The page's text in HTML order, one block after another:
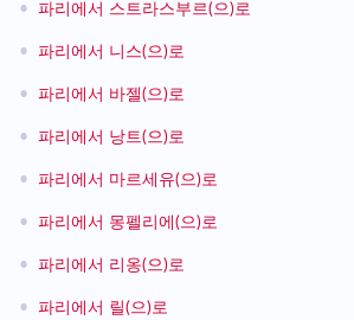
• 파리에서 스트라스부르(으)로
• 파리에서 니스(으)로
• 파리에서 바젤(으)로
• 파리에서 낭트(으)로
• 파리에서 마르세유(으)로
• 파리에서 몽펠리에(으)로
• 파리에서 리옹(으)로
• 파리에서 릴(으)로